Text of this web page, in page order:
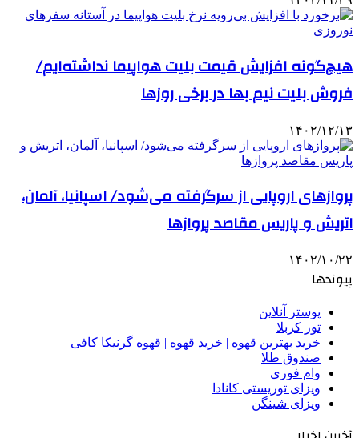
هیچ‌گونه افزایش قیمت بلیت هواپیما نداشته‌ایم/
فروش بلیت نیم بها در برخی روزها
۱۴۰۲/۱۲/۱۳
پروازهای اروپایی از سرگرفته می‌شود/ اسپانیا، آلمان،‌
اتریش و پاریس مقاصد پروازها
۱۴۰۲/۱۰/۲۲
پیوندها
پوستر آنلاین
تور کربلا
خرید بهترین قهوه | خرید قهوه | قهوه گرنیکا کافی
صندوق طلا
وام فوری
ویزای توریستی کانادا
ویزای شینگن